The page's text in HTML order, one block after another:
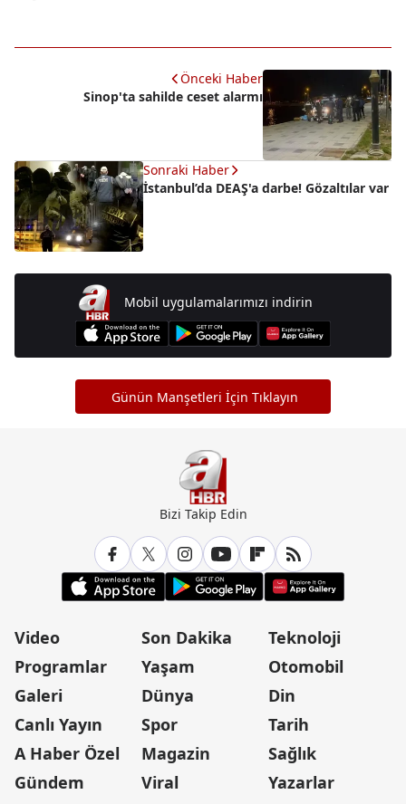
Önceki Haber
Sinop'ta sahilde ceset alarmı
Sonraki Haber
İstanbul’da DEAŞ'a darbe! Gözaltılar var
Mobil uygulamalarımızı indirin
Günün Manşetleri İçin Tıklayın
Bizi Takip Edin
Video
Programlar
Galeri
Canlı Yayın
A Haber Özel
Gündem
Son Dakika
Yaşam
Dünya
Spor
Magazin
Viral
Teknoloji
Otomobil
Din
Tarih
Sağlık
Yazarlar